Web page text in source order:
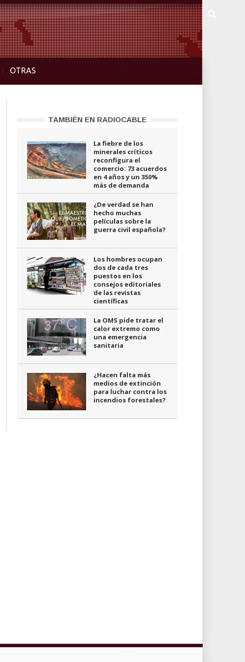
OTRAS
TAMBIÉN EN RADIOCABLE
La fiebre de los
minerales críticos
reconfigura el
comercio: 73 acuerdos
en 4 años y un 350%
más de demanda
¿De verdad se han
hecho muchas
películas sobre la
guerra civil española?
Los hombres ocupan
dos de cada tres
puestos en los
consejos editoriales
de las revistas
científicas
La OMS pide tratar el
calor extremo como
una emergencia
sanitaria
¿Hacen falta más
medios de extinción
para luchar contra los
incendios forestales?